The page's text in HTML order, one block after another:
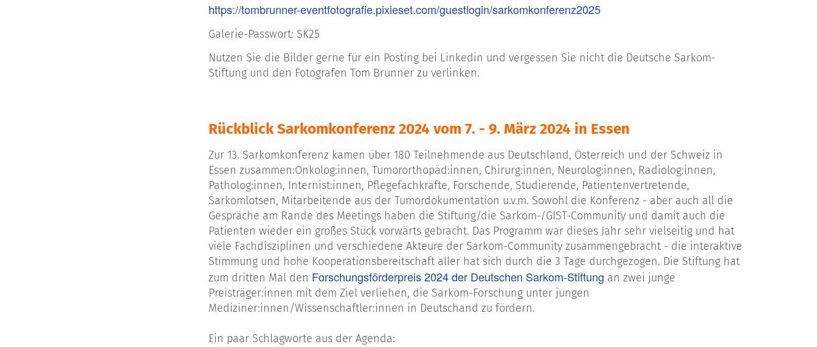
https://tombrunner-eventfotografie.pixieset.com/guestlogin/sarkomkonferenz2025
Galerie-Passwort: SK25
Nutzen Sie die Bilder gerne für ein Posting bei Linkedin und vergessen Sie nicht die Deutsche Sarkom-
Stiftung und den Fotografen Tom Brunner zu verlinken.
Rückblick Sarkomkonferenz 2024 vom 7. - 9. März 2024 in Essen
Zur 13. Sarkomkonferenz kamen über 180 Teilnehmende aus Deutschland, Österreich und der Schweiz in
Essen zusammen:Onkolog:innen, Tumororthopäd:innen, Chirurg:innen, Neurolog:innen, Radiolog:innen,
Patholog:innen, Internist:innen, Pflegefachkräfte, Forschende, Studierende, Patientenvertretende,
Sarkomlotsen, Mitarbeitende aus der Tumordokumentation u.v.m. Sowohl die Konferenz - aber auch all die
Gespräche am Rande des Meetings haben die Stiftung/die Sarkom-/GIST-Community und damit auch die
Patienten wieder ein großes Stück vorwärts gebracht. Das Programm war dieses Jahr sehr vielseitig und hat
viele Fachdisziplinen und verschiedene Akteure der Sarkom-Community zusammengebracht - die interaktive
Stimmung und hohe Kooperationsbereitschaft aller hat sich durch die 3 Tage durchgezogen. Die Stiftung hat
zum dritten Mal den Forschungsförderpreis 2024 der Deutschen Sarkom-Stiftung an zwei junge
Preisträger:innen mit dem Ziel verliehen, die Sarkom-Forschung unter jungen
Mediziner:innen/Wissenschaftler:innen in Deutschand zu fördern.
Ein paar Schlagworte aus der Agenda: